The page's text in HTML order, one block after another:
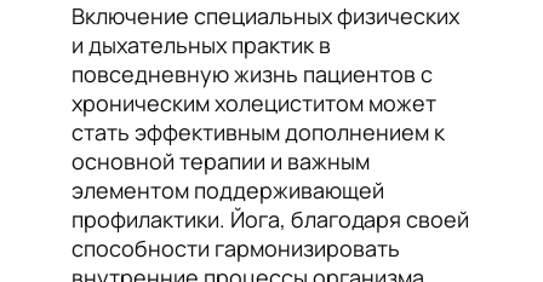
Включение специальных физических
и дыхательных практик в
повседневную жизнь пациентов с
хроническим холециститом может
стать эффективным дополнением к
основной терапии и важным
элементом поддерживающей
профилактики. Йога, благодаря своей
способности гармонизировать